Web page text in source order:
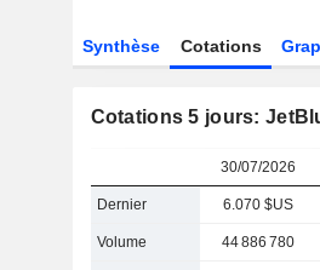
Synthèse Cotations
Cotations 5 jours:
30/07/2026
Dernier 6.070 $US
Volume 44 886 780